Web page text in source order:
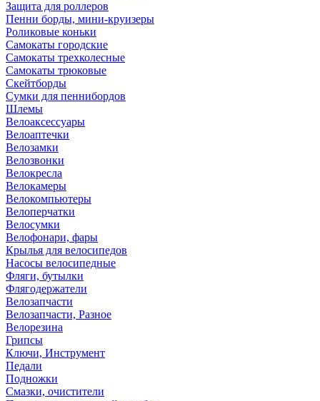
Защита для роллеров
Пенни борды, мини-круизеры
Роликовые коньки
Самокаты городские
Самокаты трехколесные
Самокаты трюковые
Скейтборды
Сумки для пеннибордов
Шлемы
Велоаксессуары
Велоаптечки
Велозамки
Велозвонки
Велокресла
Велокамеры
Велокомпьютеры
Велоперчатки
Велосумки
Велофонари, фары
Крылья для велосипедов
Насосы велосипедные
Фляги, бутылки
Флягодержатели
Велозапчасти
Велозапчасти, Разное
Велорезина
Грипсы
Ключи, Инструмент
Педали
Подножки
Смазки, очистители